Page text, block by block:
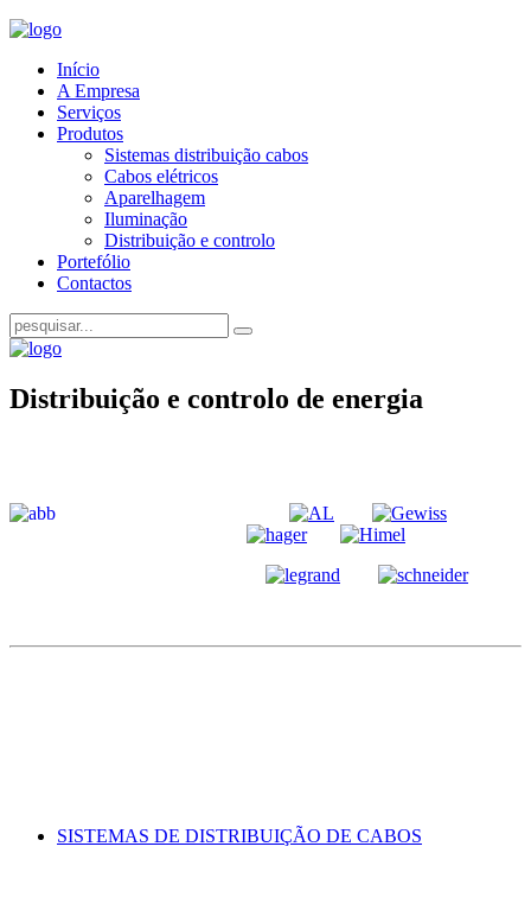
Início
A Empresa
Serviços
Produtos
Sistemas distribuição cabos
Cabos elétricos
Aparelhagem
Iluminação
Distribuição e controlo
Portefólio
Contactos
Distribuição e controlo de energia
SISTEMAS DE DISTRIBUIÇÃO DE CABOS